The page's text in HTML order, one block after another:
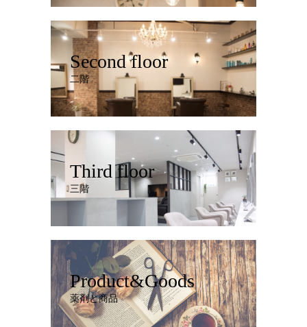
Second floor
二階
Third floor
三階
Product&Goods
薬剤と商品